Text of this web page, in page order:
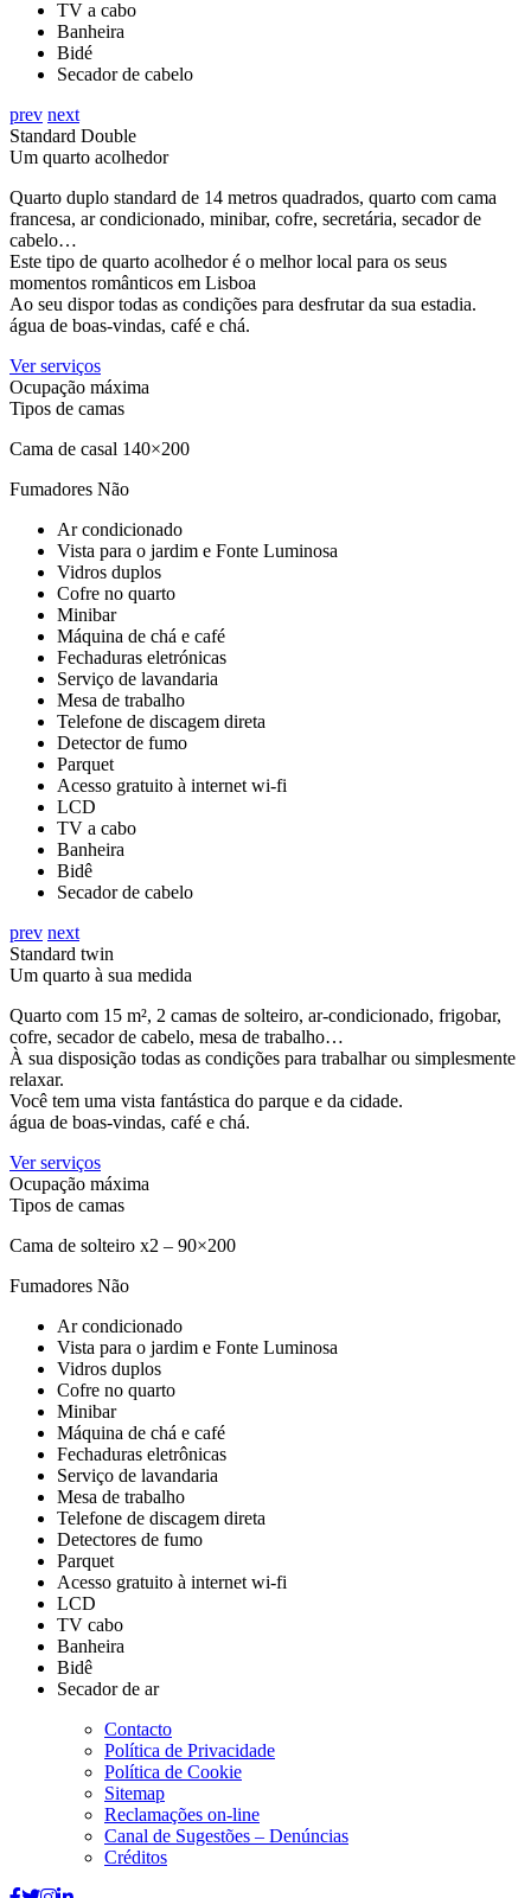
TV a cabo
Banheira
Bidé
Secador de cabelo
prev next
Standard Double
Um quarto acolhedor
Quarto duplo standard de 14 metros quadrados, quarto com cama
francesa, ar condicionado, minibar, cofre, secretária, secador de
cabelo…
Este tipo de quarto acolhedor é o melhor local para os seus
momentos românticos em Lisboa
Ao seu dispor todas as condições para desfrutar da sua estadia.
água de boas-vindas, café e chá.
Ver serviços
Ocupação máxima
Tipos de camas
Cama de casal 140×200
Fumadores Não
Ar condicionado
Vista para o jardim e Fonte Luminosa
Vidros duplos
Cofre no quarto
Minibar
Máquina de chá e café
Fechaduras eletrónicas
Serviço de lavandaria
Mesa de trabalho
Telefone de discagem direta
Detector de fumo
Parquet
Acesso gratuito à internet wi-fi
LCD
TV a cabo
Banheira
Bidê
Secador de cabelo
prev next
Standard twin
Um quarto à sua medida
Quarto com 15 m², 2 camas de solteiro, ar-condicionado, frigobar,
cofre, secador de cabelo, mesa de trabalho…
À sua disposição todas as condições para trabalhar ou simplesmente
relaxar.
Você tem uma vista fantástica do parque e da cidade.
água de boas-vindas, café e chá.
Ver serviços
Ocupação máxima
Tipos de camas
Cama de solteiro x2 – 90×200
Fumadores Não
Ar condicionado
Vista para o jardim e Fonte Luminosa
Vidros duplos
Cofre no quarto
Minibar
Máquina de chá e café
Fechaduras eletrônicas
Serviço de lavandaria
Mesa de trabalho
Telefone de discagem direta
Detectores de fumo
Parquet
Acesso gratuito à internet wi-fi
LCD
TV cabo
Banheira
Bidê
Secador de ar
Contacto
Política de Privacidade
Política de Cookie
Sitemap
Reclamações on-line
Canal de Sugestões – Denúncias
Créditos